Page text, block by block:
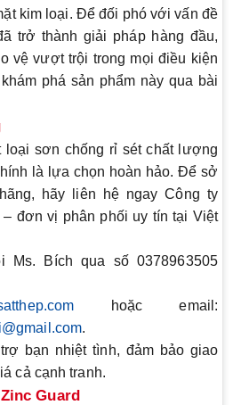
kim loại. Để đối phó với vấn đề
trở thành giải pháp hàng đầu,
vệ vượt trội trong mọi điều kiện
phá sản phẩm này qua bài
loại sơn chống rỉ sét chất lượng
là lựa chọn hoàn hảo. Để sở
hãy liên hệ ngay Công ty
đơn vị phân phối uy tín tại Việt
Ms. Bích qua số 0378963505
hoặc email:
.
bạn nhiệt tình, đảm bảo giao
cả cạnh tranh.
Guard